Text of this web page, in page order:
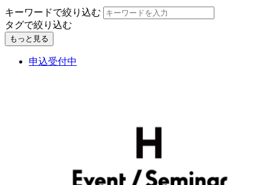
キーワードで絞り込む
タグで絞り込む
もっと見る
申込受付中